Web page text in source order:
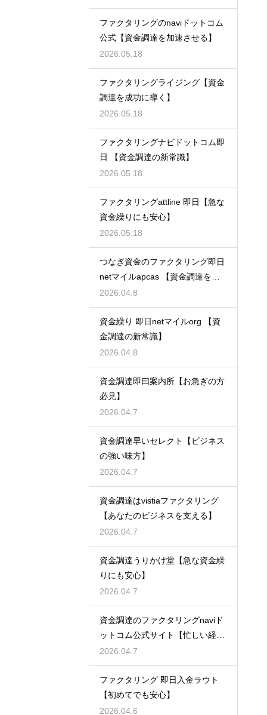
ファクタリングのnaviドットコム
公式【資金調達を加速させる】
2026.05.18
ファクタリングライジング【資金
調達を成功に導く】
2026.05.18
ファクタリングナビドットコム即
日 【資金調達の新常識】
2026.05.18
ファクタリングattline 即日【急な
資金繰りにも安心】
2026.05.18
つなぎ資金のファクタリング即日
netマイルapcas 【資金調達を加
速させる】
2026.04.8
資金繰り 即日netマイルorg 【資
金調達の新常識】
2026.04.8
資金調達即曰案内所【お急ぎの方
必見】
2026.04.7
資金調達早いセレクト【ビジネス
の強い味方】
2026.04.7
資金調達はvistiaファクタリング
【あなたのビジネスを支える】
2026.04.7
資金調達うりかけ堂【急な資金繰
りにも安心】
2026.04.7
資金調達のファクタリングnaviド
ットコム公式サイト【忙しい経営
者必見】
2026.04.7
ファクタリング 即日入金ラウト
【初めてでも安心】
2026.04.6